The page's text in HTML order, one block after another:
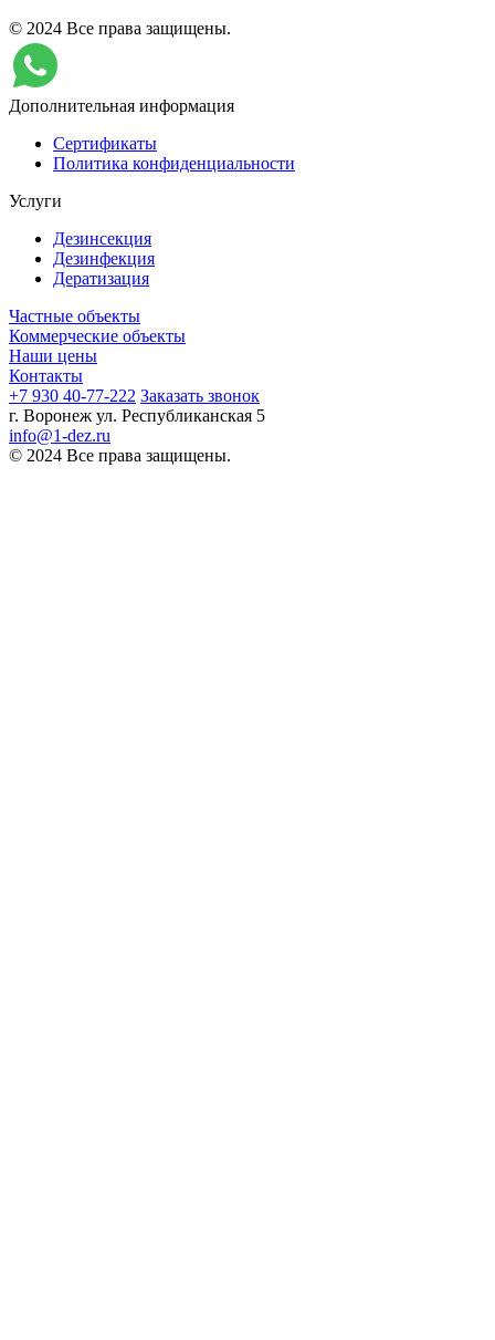
© 2024 Все права защищены.
Дополнительная информация
Сертификаты
Политика конфиденциальности
Услуги
Дезинсекция
Дезинфекция
Дератизация
Частные объекты
Коммерческие объекты
Наши цены
Контакты
+7 930 40-77-222 Заказать звонок
г. Воронеж ул. Республиканская 5
info@1-dez.ru
© 2024 Все права защищены.